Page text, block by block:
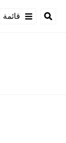
قائمة